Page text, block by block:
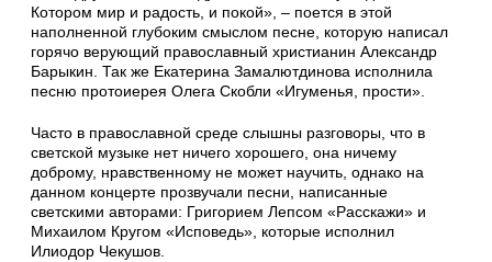
Котором мир и радость, и покой», – поется в этой
наполненной глубоким смыслом песне, которую написал
горячо верующий православный христианин Александр
Барыкин. Так же Екатерина Замалютдинова исполнила
песню протоиерея Олега Скобли «Игуменья, прости».
Часто в православной среде слышны разговоры, что в
светской музыке нет ничего хорошего, она ничему
доброму, нравственному не может научить, однако на
данном концерте прозвучали песни, написанные
светскими авторами: Григорием Лепсом «Расскажи» и
Михаилом Кругом «Исповедь», которые исполнил
Илиодор Чекушов.